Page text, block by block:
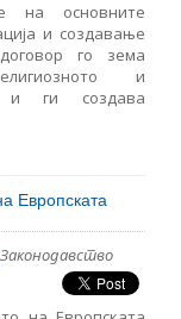
на основните
и создавање
го зема
и
и ги создава
Европската
Законодавство